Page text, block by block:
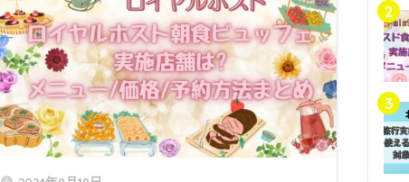
2
3